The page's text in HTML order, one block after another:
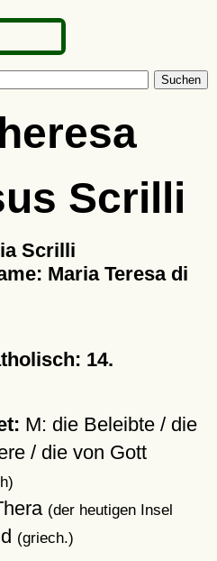
Suchen
Scrilli
Scrilli
Maria Teresa di
14.
M: die Beleibte / die
/ die von Gott
(der heutigen Insel
(griech.)